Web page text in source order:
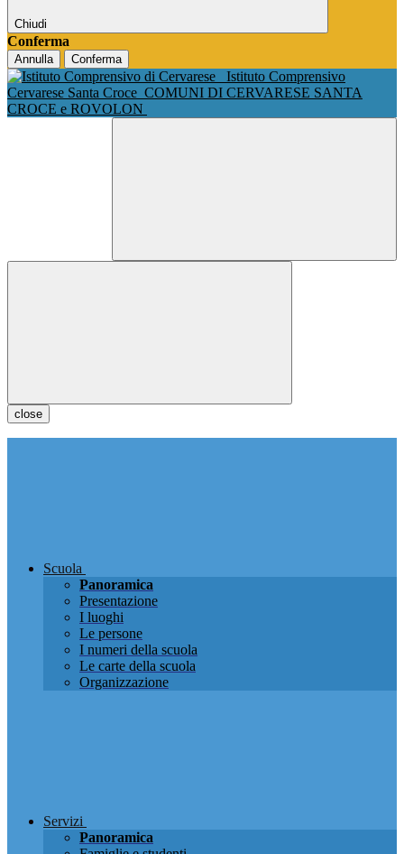
Chiudi
Conferma
Annulla Conferma
Istituto Comprensivo
Cervarese Santa Croce COMUNI DI CERVARESE SANTA
CROCE e ROVOLON
close
Scuola
Panoramica
Presentazione
I luoghi
Le persone
I numeri della scuola
Le carte della scuola
Organizzazione
Servizi
Panoramica